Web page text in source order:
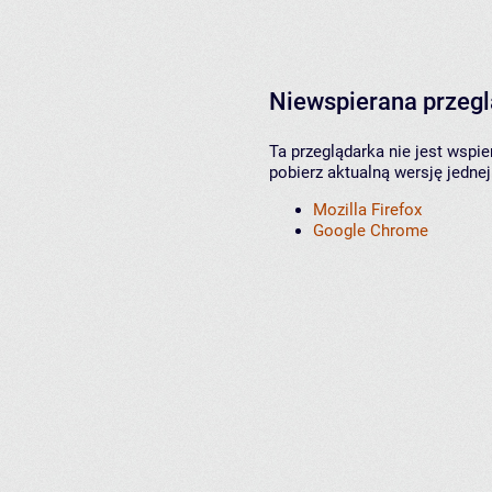
Niewspierana
Ta przeglądarka nie jest
pobierz aktualną wersję
Mozilla Firefox
Google Chrome